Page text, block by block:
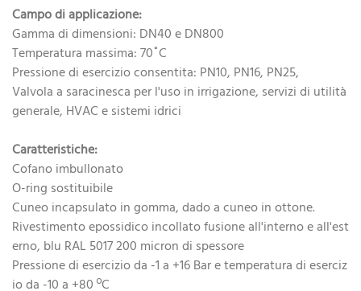
Campo di applicazione:
Gamma di dimensioni: DN40 e DN800
Temperatura massima: 70˚C
Pressione di esercizio consentita: PN10, PN16, PN25,
Valvola a saracinesca per l'uso in irrigazione, servizi di utilità
generale, HVAC e sistemi idrici
Caratteristiche:
Cofano imbullonato
O-ring sostituibile
Cuneo incapsulato in gomma, dado a cuneo in ottone.
Rivestimento epossidico incollato fusione all'interno e all'est
erno, blu RAL 5017 200 micron di spessore
Pressione di esercizio da -1 a +16 Bar e temperatura di eserciz
io da -10 a +80 ºC